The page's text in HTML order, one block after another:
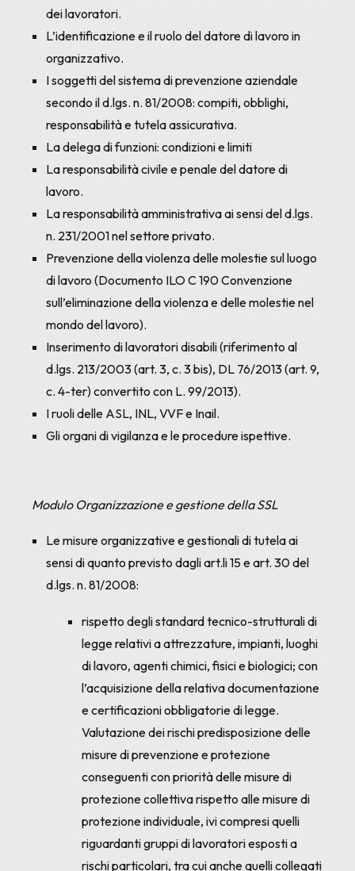
dei lavoratori.
L’identificazione e il ruolo del datore di lavoro in
organizzativo.
I soggetti del sistema di prevenzione aziendale
secondo il d.lgs. n. 81/2008: compiti, obblighi,
responsabilità e tutela assicurativa.
La delega di funzioni: condizioni e limiti
La responsabilità civile e penale del datore di
lavoro.
La responsabilità amministrativa ai sensi del d.lgs.
n. 231/2001 nel settore privato.
Prevenzione della violenza delle molestie sul luogo
di lavoro (Documento ILO C 190 Convenzione
sull’eliminazione della violenza e delle molestie nel
mondo del lavoro).
Inserimento di lavoratori disabili (riferimento al
d.lgs. 213/2003 (art. 3, c. 3 bis), DL 76/2013 (art. 9,
c. 4-ter) convertito con L. 99/2013).
I ruoli delle ASL, INL, VVF e Inail.
Gli organi di vigilanza e le procedure ispettive.
Modulo Organizzazione e gestione della SSL
Le misure organizzative e gestionali di tutela ai
sensi di quanto previsto dagli art.li 15 e art. 30 del
d.lgs. n. 81/2008:
rispetto degli standard tecnico-strutturali di
legge relativi a attrezzature, impianti, luoghi
di lavoro, agenti chimici, fisici e biologici; con
l’acquisizione della relativa documentazione
e certificazioni obbligatorie di legge.
Valutazione dei rischi predisposizione delle
misure di prevenzione e protezione
conseguenti con priorità delle misure di
protezione collettiva rispetto alle misure di
protezione individuale, ivi compresi quelli
riguardanti gruppi di lavoratori esposti a
rischi particolari, tra cui anche quelli collegati